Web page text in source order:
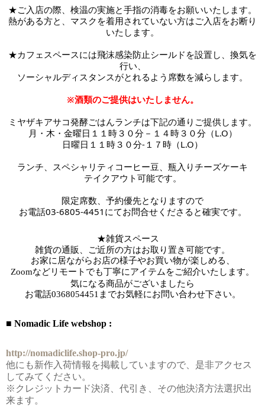
★ご入店の際、検温の実施と手指の消毒をお願いいたします。
熱がある方と、マスクを着用されていない方はご入店をお断り
いたします。
★カフェスペースには飛沫感染防止シールドを設置し、換気を
行い、
ソーシャルディスタンスがとれるよう席数を減らします。
※酒類のご提供はいたしません。
ミヤザキアサコ発酵ごはんランチは下記の通りご提供します。
月・木・金曜日１１時３０分－１４時３０分（L.O）
日曜日１１時３０分-１７時 （L.O）
ランチ、スペシャリティコーヒー豆、瓶入りチーズケーキ
テイクアウト可能です。
限定席数、予約優先となりますので
お電話03-6805-4451にてお問合せくださると確実です。
★雑貨スペース
雑貨の通販、ご近所の方はお取り置き可能です。
お家に居ながらお店の様子やお買い物が楽しめる、
Zoomなどリモートでも丁寧にアイテムをご紹介いたします。
気になる商品がございましたら
お電話0368054451までお気軽にお問い合わせ下さい。
■ Nomadic Life webshop :
http://nomadiclife.shop-pro.jp/
他にも新作入荷情報を掲載していますので、是非アクセス
してみてください。
※クレジットカード決済、代引き、その他決済方法選択出
来ます。